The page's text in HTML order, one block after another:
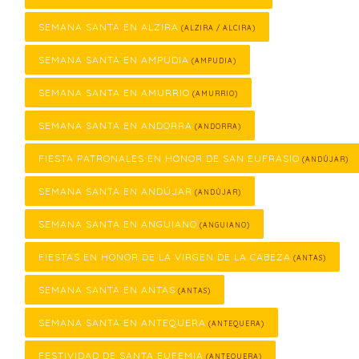
SEMANA SANTA EN ALZIRA (ALZIRA / ALCIRA)
SEMANA SANTA EN AMPUDIA (AMPUDIA)
SEMANA SANTA EN AMURRIO (AMURRIO)
SEMANA SANTA EN ANDORRA (ANDORRA)
FIESTA PATRONALES EN HONOR DE SAN EUFRASIO (ANDÚJAR)
SEMANA SANTA EN ANDÚJAR (ANDÚJAR)
SEMANA SANTA EN ANGUIANO (ANGUIANO)
FIESTAS EN HONOR DE LA VIRGEN DE LA CABEZA (ANTAS)
SEMANA SANTA EN ANTAS (ANTAS)
SEMANA SANTA EN ANTEQUERA (ANTEQUERA)
FESTIVIDAD DE SANTA EUFEMIA (ANTEQUERA)